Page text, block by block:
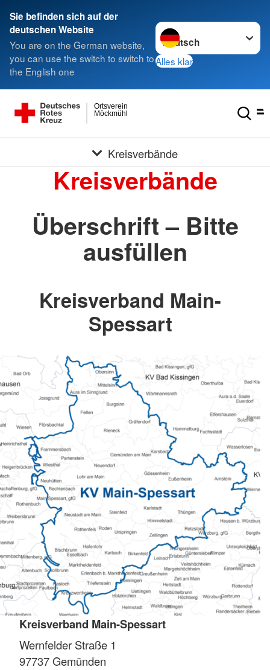
Sie befinden sich auf der
deutschen Website
You are on the German website,
you can use the switch to switch to
the English one
Sprache wechseln zu
Alles klar
Möckmühl
Ortsverein
Kreisverbände
Kreisverbände
Überschrift – Bitte
ausfüllen
Kreisverband Main-
Spessart
Kreisverband Main-Spessart
Wernfelder Straße 1
97737Gemünden